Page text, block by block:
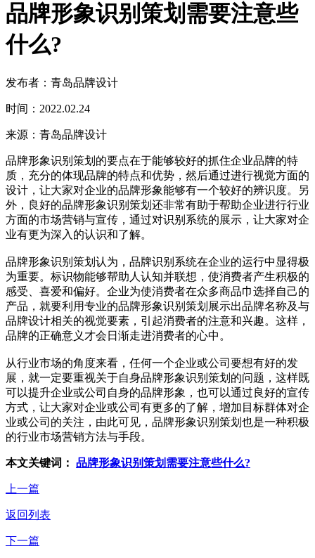
品牌形象识别策划需要注意些
什么?
发布者：青岛品牌设计
时间：2022.02.24
来源：青岛品牌设计
品牌形象识别策划的要点在于能够较好的抓住企业品牌的特
质，充分的体现品牌的特点和优势，然后通过进行视觉方面的
设计，让大家对企业的品牌形象能够有一个较好的辨识度。另
外，良好的品牌形象识别策划还非常有助于帮助企业进行行业
方面的市场营销与宣传，通过对识别系统的展示，让大家对企
业有更为深入的认识和了解。
品牌形象识别策划认为，品牌识别系统在企业的运行中显得极
为重要。标识物能够帮助人认知并联想，使消费者产生积极的
感受、喜爱和偏好。企业为使消费者在众多商品巾选择自己的
产品，就要利用专业的品牌形象识别策划展示出品牌名称及与
品牌设计相关的视觉要素，引起消费者的注意和兴趣。这样，
品牌的正确意义才会日渐走进消费者的心中。
从行业市场的角度来看，任何一个企业或公司要想有好的发
展，就一定要重视关于自身品牌形象识别策划的问题，这样既
可以提升企业或公司自身的品牌形象，也可以通过良好的宣传
方式，让大家对企业或公司有更多的了解，增加目标群体对企
业或公司的关注，由此可见，品牌形象识别策划也是一种积极
的行业市场营销方法与手段。
本文关键词： 品牌形象识别策划需要注意些什么?
上一篇
返回列表
下一篇